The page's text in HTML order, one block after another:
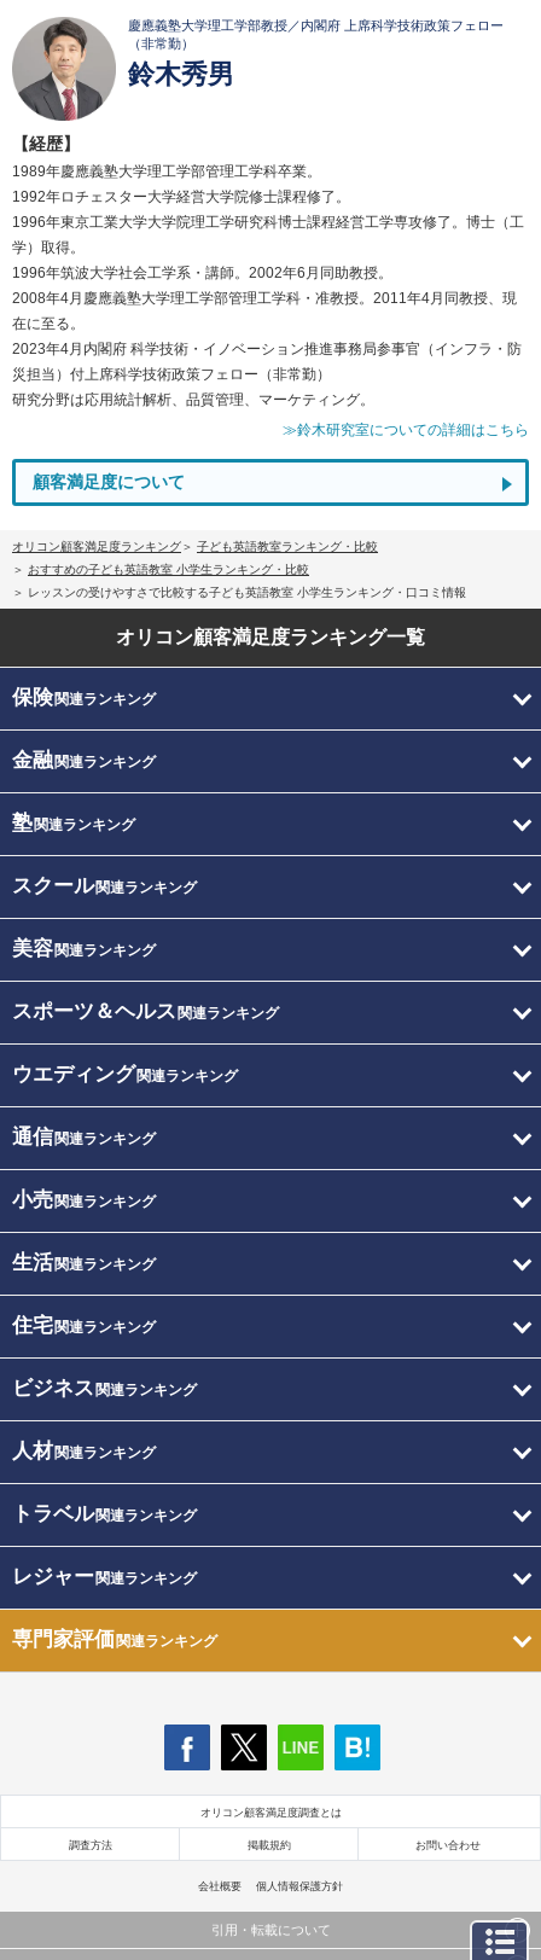
慶應義塾大学理工学部教授／内閣府 上席科学技術政策フェロー
（非常勤）
鈴木秀男
【経歴】
1989年慶應義塾大学理工学部管理工学科卒業。
1992年ロチェスター大学経営大学院修士課程修了。
1996年東京工業大学大学院理工学研究科博士課程経営工学専攻修了。博士（工
学）取得。
1996年筑波大学社会工学系・講師。2002年6月同助教授。
2008年4月慶應義塾大学理工学部管理工学科・准教授。2011年4月同教授、現
在に至る。
2023年4月内閣府 科学技術・イノベーション推進事務局参事官（インフラ・防
災担当）付上席科学技術政策フェロー（非常勤）
研究分野は応用統計解析、品質管理、マーケティング。
≫鈴木研究室についての詳細はこちら
顧客満足度について
オリコン顧客満足度ランキング
子ども英語教室ランキング・比較
おすすめの子ども英語教室 小学生ランキング・比較
レッスンの受けやすさで比較する子ども英語教室 小学生ランキング・口コミ情報
オリコン顧客満足度ランキング一覧
保険関連ランキング
金融関連ランキング
塾関連ランキング
スクール関連ランキング
美容関連ランキング
スポーツ＆ヘルス 関連ランキング
ウエディング関連ランキング
通信関連ランキング
小売関連ランキング
生活関連ランキング
住宅関連ランキング
ビジネス 関連ランキング
人材関連ランキング
トラベル関連ランキング
レジャー関連ランキング
専門家評価関連ランキング
オリコン顧客満足度調査とは
調査方法 掲載規約 お問い合わせ
会社概要 個人情報保護方針
引用・転載について